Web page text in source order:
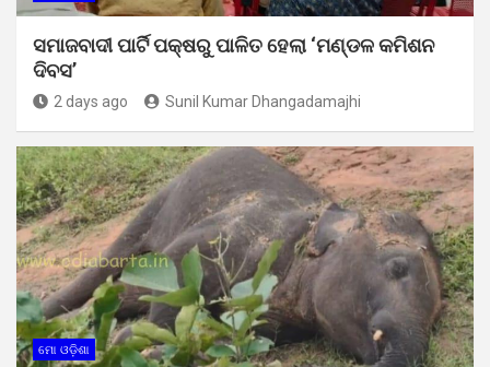
ସମାଜବାଦୀ ପାର୍ଟି ପକ୍ଷରୁ ପାଳିତ ହେଲା ‘ମଣ୍ଡଳ କମିଶନ
ଦିବସ’
2 days ago Sunil Kumar Dhangadamajhi
ମୋ ଓଡ଼ିଶା